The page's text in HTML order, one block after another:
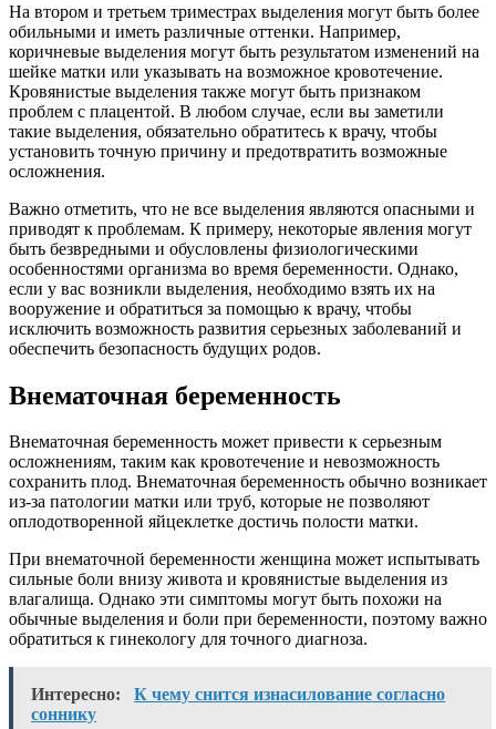
На втором и третьем триместрах выделения могут быть более
обильными и иметь различные оттенки. Например,
коричневые выделения могут быть результатом изменений на
шейке матки или указывать на возможное кровотечение.
Кровянистые выделения также могут быть признаком
проблем с плацентой. В любом случае, если вы заметили
такие выделения, обязательно обратитесь к врачу, чтобы
установить точную причину и предотвратить возможные
осложнения.
Важно отметить, что не все выделения являются опасными и
приводят к проблемам. К примеру, некоторые явления могут
быть безвредными и обусловлены физиологическими
особенностями организма во время беременности. Однако,
если у вас возникли выделения, необходимо взять их на
вооружение и обратиться за помощью к врачу, чтобы
исключить возможность развития серьезных заболеваний и
обеспечить безопасность будущих родов.
Внематочная беременность
Внематочная беременность может привести к серьезным
осложнениям, таким как кровотечение и невозможность
сохранить плод. Внематочная беременность обычно возникает
из-за патологии матки или труб, которые не позволяют
оплодотворенной яйцеклетке достичь полости матки.
При внематочной беременности женщина может испытывать
сильные боли внизу живота и кровянистые выделения из
влагалища. Однако эти симптомы могут быть похожи на
обычные выделения и боли при беременности, поэтому важно
обратиться к гинекологу для точного диагноза.
Интересно:
К чему снится изнасилование согласно
соннику